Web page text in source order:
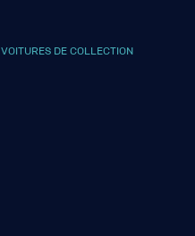
DE COLLECTION